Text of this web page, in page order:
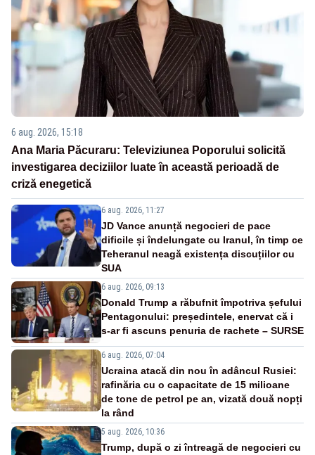
6 aug. 2026, 15:18
Ana Maria Păcuraru: Televiziunea Poporului solicită
investigarea deciziilor luate în această perioadă de
criză enegetică
6 aug. 2026, 11:27
JD Vance anunță negocieri de pace
dificile și îndelungate cu Iranul, în timp ce
Teheranul neagă existența discuțiilor cu
SUA
6 aug. 2026, 09:13
Donald Trump a răbufnit împotriva șefului
Pentagonului: președintele, enervat că i
s-ar fi ascuns penuria de rachete – SURSE
6 aug. 2026, 07:04
Ucraina atacă din nou în adâncul Rusiei:
rafinăria cu o capacitate de 15 milioane
de tone de petrol pe an, vizată două nopți
la rând
5 aug. 2026, 10:36
Trump, după o zi întreagă de negocieri cu